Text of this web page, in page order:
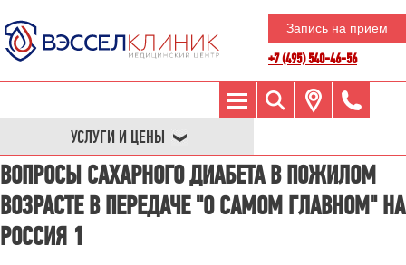
Запись на прием
+7 (495) 540-46-56
УСЛУГИ И ЦЕНЫ
ВОПРОСЫ САХАРНОГО ДИАБЕТА В ПОЖИЛОМ
ВОЗРАСТЕ В ПЕРЕДАЧЕ "О САМОМ ГЛАВНОМ" НА
РОССИЯ 1